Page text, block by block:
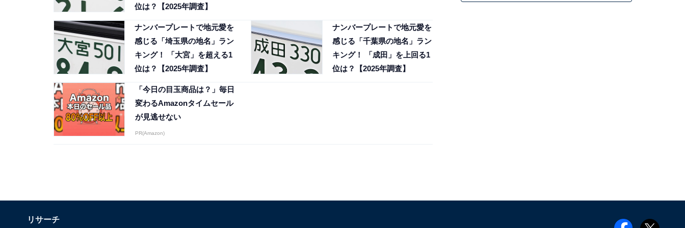
位は？【2025年調査】
ナンバープレートで地元愛を
感じる「埼玉県の地名」ラン
キング！ 「大宮」を超える1
位は？【2025年調査】
ナンバープレートで地元愛を
感じる「千葉県の地名」ラン
キング！ 「成田」を上回る1
位は？【2025年調査】
「今日の目玉商品は？」毎日
変わるAmazonタイムセール
が見逃せない
PR(Amazon)
リサーチ